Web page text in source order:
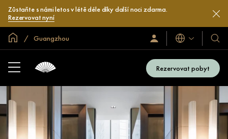
Zůstaňte s námi letos v létě déle díky další noci zdarma.
Rezervovat nyní
Domovská stránka
Guangzhou
Přihlaste
se
Zaregistrujte
Jazyky
Naše
a
Rezervovat pobyt